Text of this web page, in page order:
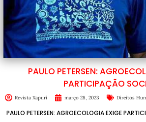
PAULO PETERSEN:
PARTICIPAÇÃO
Revista Xapuri março 28, 2023 Direitos
PAULO PETERSEN: AGROECOLOGIA EXIGE